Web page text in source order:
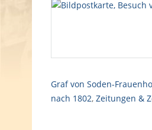
Graf von Soden-
nach 1802, Zeitungen &